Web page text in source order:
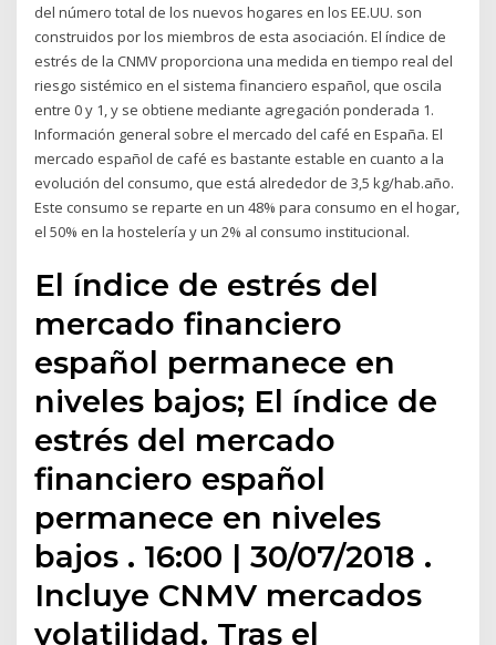
del número total de los nuevos hogares en los EE.UU. son
construidos por los miembros de esta asociación. El índice de
estrés de la CNMV proporciona una medida en tiempo real del
riesgo sistémico en el sistema financiero español, que oscila
entre 0 y 1, y se obtiene mediante agregación ponderada 1.
Información general sobre el mercado del café en España. El
mercado español de café es bastante estable en cuanto a la
evolución del consumo, que está alrededor de 3,5 kg/hab.año.
Este consumo se reparte en un 48% para consumo en el hogar,
el 50% en la hostelería y un 2% al consumo institucional.
El índice de estrés del
mercado financiero
español permanece en
niveles bajos; El índice de
estrés del mercado
financiero español
permanece en niveles
bajos . 16:00 | 30/07/2018 .
Incluye CNMV mercados
volatilidad. Tras el